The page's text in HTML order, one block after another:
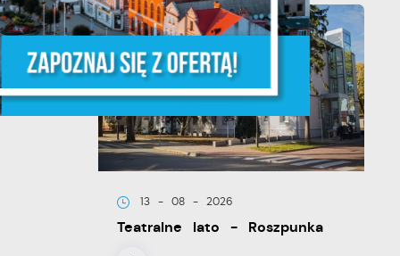
13 - 08 - 2026
Teatralne lato - Roszpunka